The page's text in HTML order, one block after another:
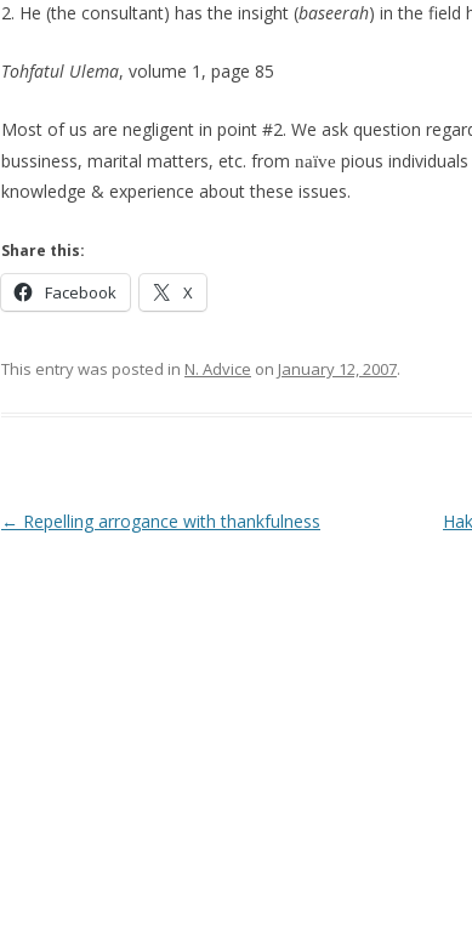
2. He (the consultant) has the insight (baseerah) in the field
Tohfatul Ulema, volume 1, page 85
Most of us are negligent in point #2. We ask question
bussiness, marital matters, etc. from naïve pious
knowledge & experience about these issues.
Share this:
Facebook X
This entry was posted in N. Advice on January 12, 2007.
Post
← Repelling arrogance with thankfulness